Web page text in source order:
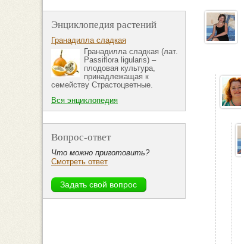
Энциклопедия растений
Гранадилла сладкая
Гранадилла сладкая (лат.
Passiflora ligularis) –
плодовая культура,
принадлежащая к
семейству Страстоцветные.
Вся энциклопедия
Вопрос-ответ
Что можно приготовить?
Смотреть ответ